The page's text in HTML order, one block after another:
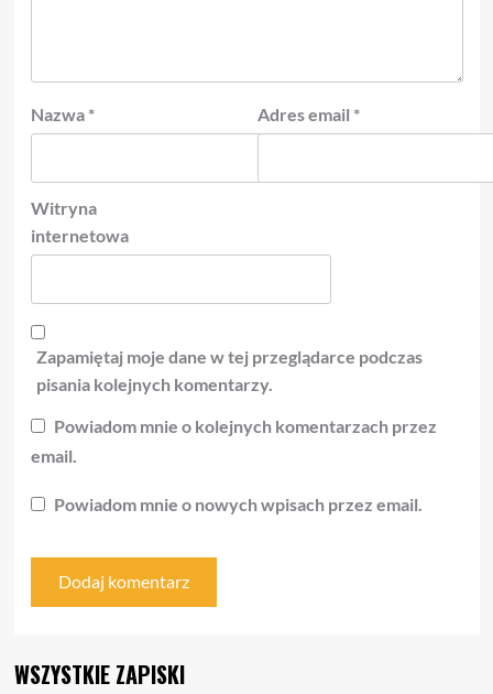
Nazwa * Adres email *
Witryna
internetowa
Zapamiętaj moje dane w tej przeglądarce podczas
pisania kolejnych komentarzy.
Powiadom mnie o kolejnych komentarzach przez
email.
Powiadom mnie o nowych wpisach przez email.
WSZYSTKIE ZAPISKI